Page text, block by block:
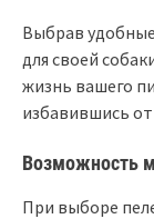
Выбрав
для своей
жизнь вашего
избавившись
Возможность
При выборе